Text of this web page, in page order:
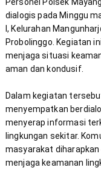
Personel Polsek
dialogis pada Minggu
I, Kelurahan
Probolinggo. Kegiatan
menjaga situasi
Dalam kegiatan
menyempatkan
menyerap informasi
lingkungan sekitar.
masyarakat